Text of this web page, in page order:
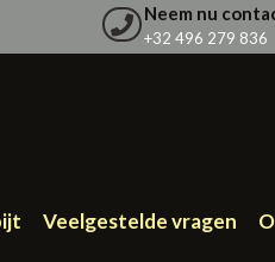
Neem nu
+32 496 279 836
Veelgestelde vragen